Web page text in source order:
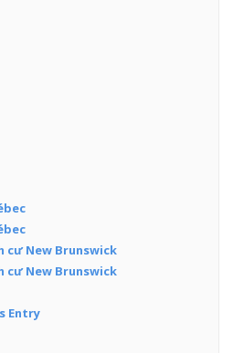
cư New Brunswick
cư New Brunswick
Entry